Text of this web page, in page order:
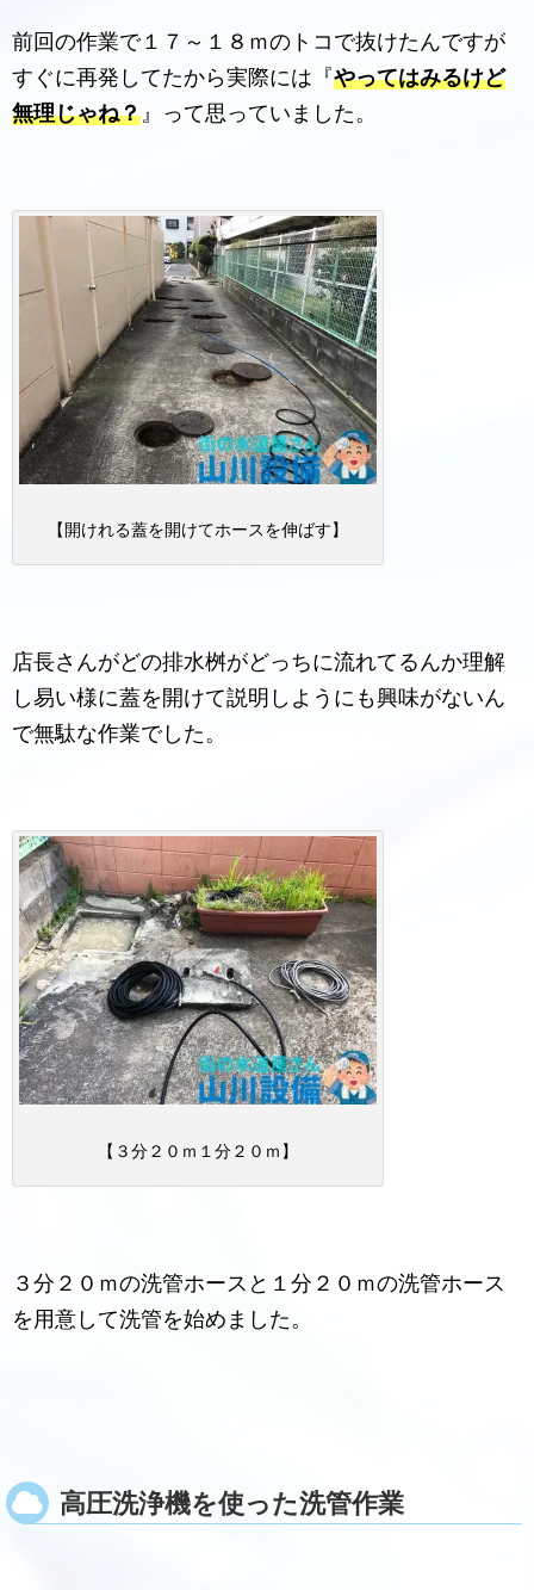
前回の作業で１７～１８ｍのトコで抜けたんですが
すぐに再発してたから実際には『やってはみるけど
無理じゃね？ 』って思っていました。
【開けれる蓋を開けてホースを伸ばす】
店長さんがどの排水桝がどっちに流れてるんか理解
し易い様に蓋を開けて説明しようにも興味がないん
で無駄な作業でした。
【３分２０ｍ１分２０ｍ】
３分２０ｍの洗管ホースと１分２０ｍの洗管ホース
を用意して洗管を始めました。
高圧洗浄機を使った洗管作業